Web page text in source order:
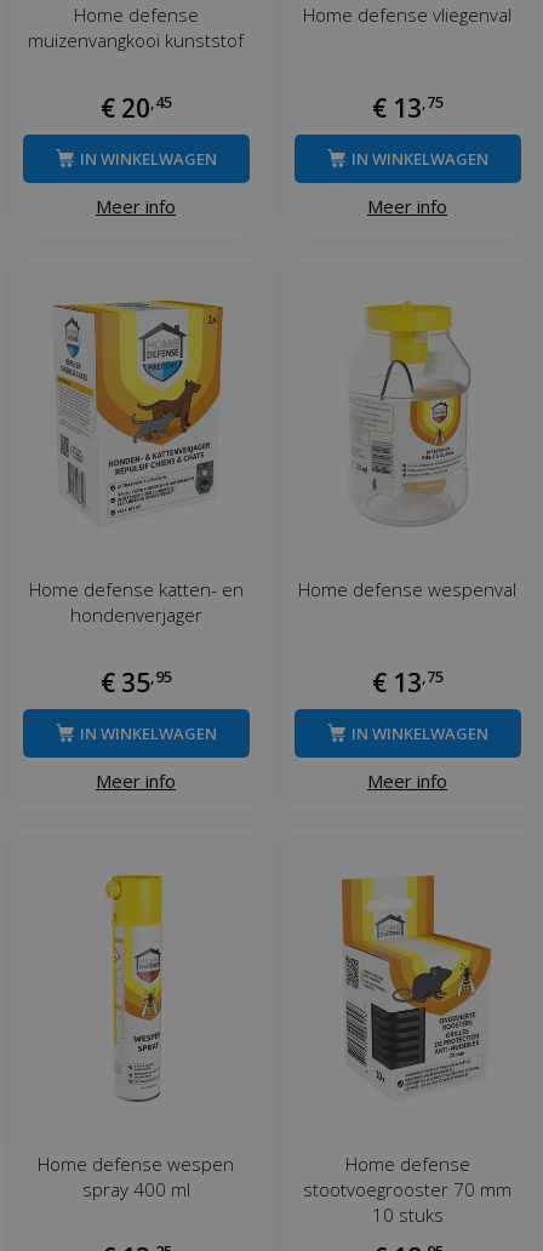
Home defense
muizenvangkooi kunststof
€ 20 45
Meer info
IN WINKELWAGEN
Home defense vliegenval
€ 13 75
Meer info
IN WINKELWAGEN
Home defense katten- en
hondenverjager
€ 35 95
Meer info
IN WINKELWAGEN
Home defense wespenval
€ 13 75
Meer info
IN WINKELWAGEN
Home defense wespen
spray 400 ml
Home defense
stootvoegrooster 70 mm
10 stuks